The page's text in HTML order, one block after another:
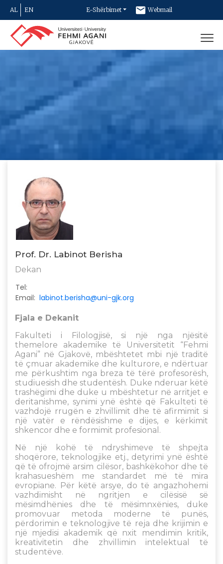
AL EN E-Shërbimet Webmail
Newsletter
Prof. Dr. Labinot Berisha
Dekan
Tel:
Email: labinot.berisha@uni-gjk.org
Fjala e Dekanit
Fakulteti i Filologjisë, si një nga njësitë
themelore akademike të Universitetit “Fehmi
Agani” në Gjakovë, mbështetet mbi një traditë
të çmuar akademike dhe kulturore, e ndërtuar
me përkushtim nga breza të tërë profesorësh,
studiuesish dhe studentësh. Duke nderuar këtë
trashëgimi dhe duke u mbështetur në arritjet e
deritanishme, synimi ynë është që Fakulteti të
vazhdojë rrugën e zhvillimit dhe të afirmimit si
një vatër e rëndësishme e dijes, e kërkimit
shkencor dhe e formimit profesional.
Në një kohë të ndryshimeve të shpejta
shoqërore, teknologjike etj., detyrimi ynë është
që të ofrojmë arsim cilësor, bashkëkohor dhe të
krahasueshëm me standardet më të mira
evropiane. Për këtë arsye, do të angazhohemi
vazhdimisht në ngritjen e cilësisë së
mësimdhënies dhe të mësimnxënies, duke
promovuar metoda moderne të punës,
përdorimin e teknologjive të reja dhe krijimin e
një mjedisi akademik që nxit mendimin kritik,
kreativitetin dhe zhvillimin intelektual të
studentëve.